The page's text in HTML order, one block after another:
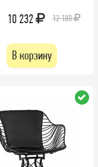
10 232 12 180
В корзину